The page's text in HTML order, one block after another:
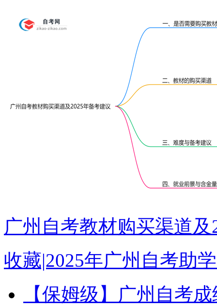
广州自考教材购买渠道
收藏|2025年广州自考助
【保姆级】广州自考